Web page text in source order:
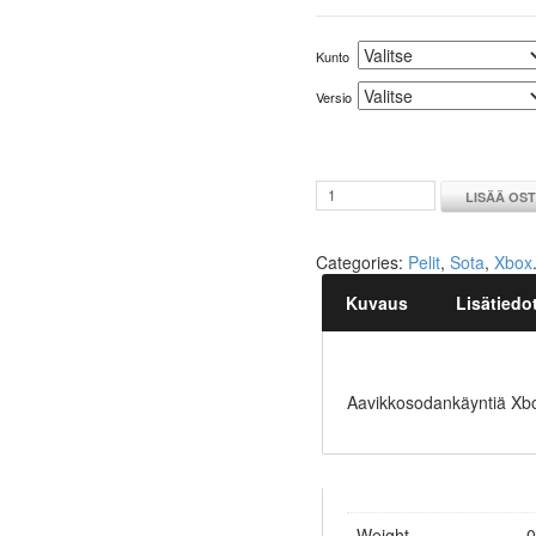
Kunto
Versio
LISÄÄ
Categories: Pelit, Sota, Xbox.
Kuvaus
Aavikkosodankäyntiä